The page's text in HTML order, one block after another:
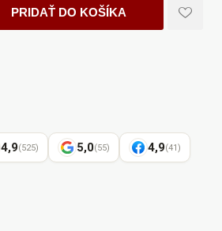
PRIDAŤ DO KOŠÍKA
4,9(525) 5,0(55) 4,9(41)